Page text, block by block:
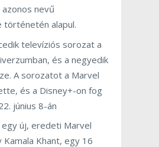
azonos nevű
történetén alapul.
televíziós sorozat a
és a negyedik
A sorozatot a Marvel
és a Disney+-on fog
június 8-án
egy új, eredeti Marvel
Khant, egy 16